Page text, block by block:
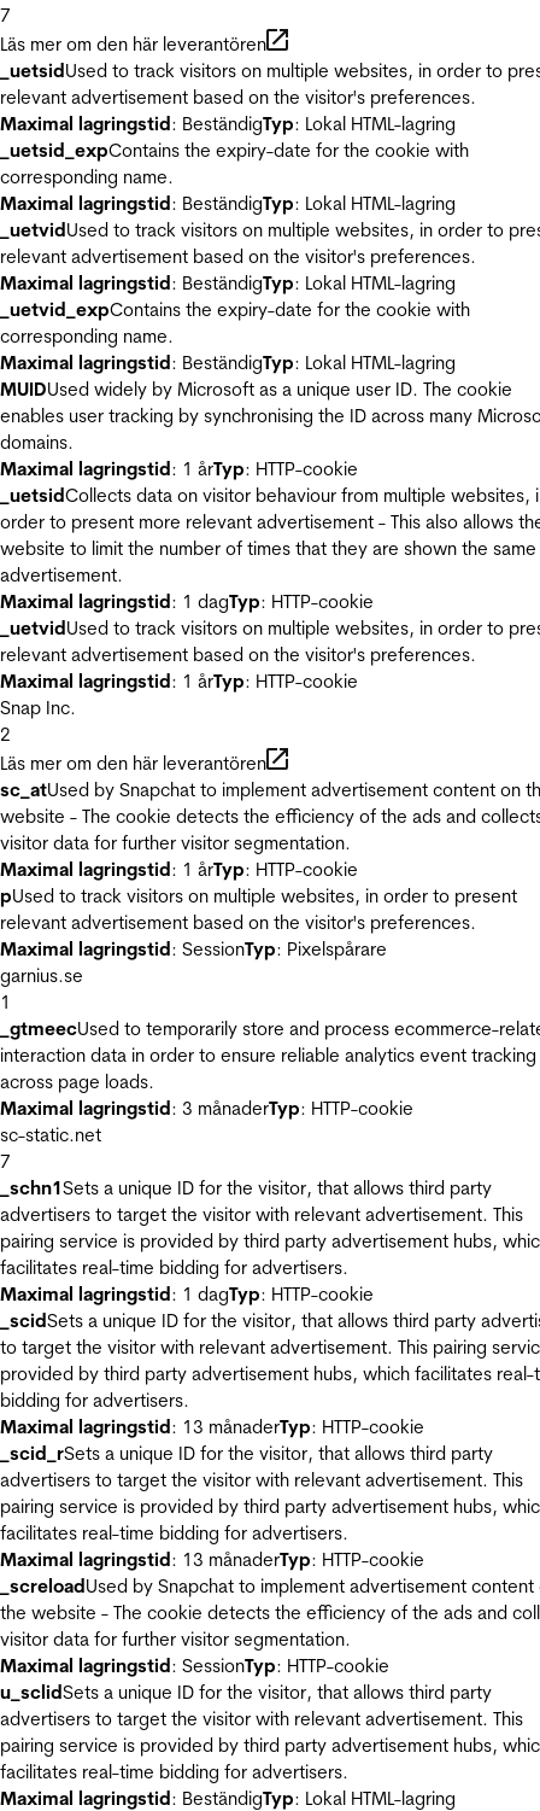
7
Läs mer om den här leverantören
_uetsidUsed to track visitors on multiple websites, in order to
relevant advertisement based on the visitor's preferences.
Maximal lagringstid: BeständigTyp: Lokal HTML-lagring
_uetsid_expContains the expiry-date for the cookie with
corresponding name.
Maximal lagringstid: BeständigTyp: Lokal HTML-lagring
_uetvidUsed to track visitors on multiple websites, in order to
relevant advertisement based on the visitor's preferences.
Maximal lagringstid: BeständigTyp: Lokal HTML-lagring
_uetvid_expContains the expiry-date for the cookie with
corresponding name.
Maximal lagringstid: BeständigTyp: Lokal HTML-lagring
MUIDUsed widely by Microsoft as a unique user ID. The cookie
enables user tracking by synchronising the ID across many
domains.
Maximal lagringstid: 1 årTyp: HTTP-cookie
_uetsidCollects data on visitor behaviour from multiple websites,
order to present more relevant advertisement - This also allows
website to limit the number of times that they are shown the same
advertisement.
Maximal lagringstid: 1 dagTyp: HTTP-cookie
_uetvidUsed to track visitors on multiple websites, in order to
relevant advertisement based on the visitor's preferences.
Maximal lagringstid: 1 årTyp: HTTP-cookie
Snap Inc.
2
Läs mer om den här leverantören
sc_atUsed by Snapchat to implement advertisement content on
website - The cookie detects the efficiency of the ads and
visitor data for further visitor segmentation.
Maximal lagringstid: 1 årTyp: HTTP-cookie
pUsed to track visitors on multiple websites, in order to present
relevant advertisement based on the visitor's preferences.
Maximal lagringstid: SessionTyp: Pixelspårare
garnius.se
1
_gtmeecUsed to temporarily store and process ecommerce-
interaction data in order to ensure reliable analytics event tracking
across page loads.
Maximal lagringstid: 3 månaderTyp: HTTP-cookie
sc-static.net
7
_schn1Sets a unique ID for the visitor, that allows third party
advertisers to target the visitor with relevant advertisement. This
pairing service is provided by third party advertisement hubs,
facilitates real-time bidding for advertisers.
Maximal lagringstid: 1 dagTyp: HTTP-cookie
_scidSets a unique ID for the visitor, that allows third party
to target the visitor with relevant advertisement. This pairing
provided by third party advertisement hubs, which facilitates real-
bidding for advertisers.
Maximal lagringstid: 13 månaderTyp: HTTP-cookie
_scid_rSets a unique ID for the visitor, that allows third party
advertisers to target the visitor with relevant advertisement. This
pairing service is provided by third party advertisement hubs,
facilitates real-time bidding for advertisers.
Maximal lagringstid: 13 månaderTyp: HTTP-cookie
_screloadUsed by Snapchat to implement advertisement content
the website - The cookie detects the efficiency of the ads and
visitor data for further visitor segmentation.
Maximal lagringstid: SessionTyp: HTTP-cookie
u_sclidSets a unique ID for the visitor, that allows third party
advertisers to target the visitor with relevant advertisement. This
pairing service is provided by third party advertisement hubs,
facilitates real-time bidding for advertisers.
Maximal lagringstid: BeständigTyp: Lokal HTML-lagring